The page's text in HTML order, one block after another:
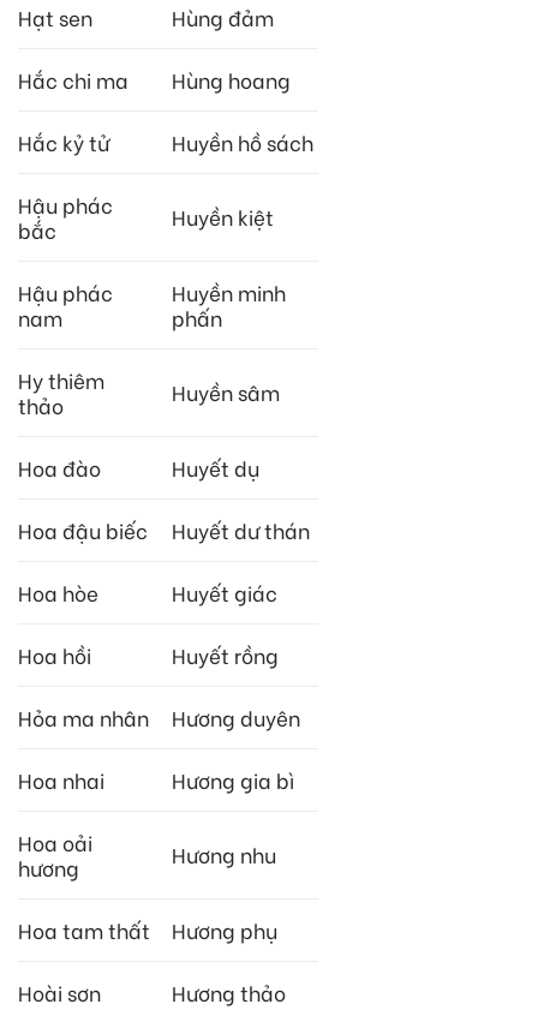
Hạt sen Hùng đảm
Hắc chi ma Hùng hoang
Hắc kỷ tử Huyền hồ sách
Hậu phác
bắc
Huyền kiệt
Hậu phác
nam
Huyền minh
phấn
Hy thiêm
thảo
Huyền sâm
Hoa đào Huyết dụ
Hoa đậu biếc Huyết dư thán
Hoa hòe Huyết giác
Hoa hồi Huyết rồng
Hỏa ma nhân Hương duyên
Hoa nhai Hương gia bì
Hoa oải
hương
Hương nhu
Hoa tam thất Hương phụ
Hoài sơn Hương thảo